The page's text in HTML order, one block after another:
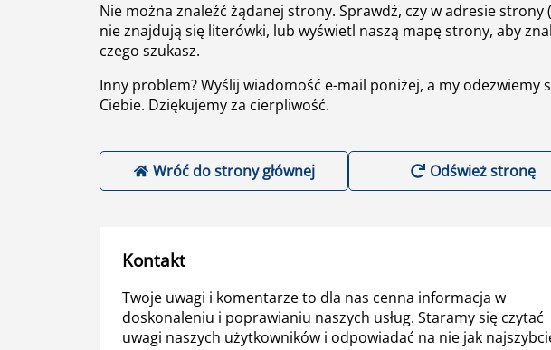
Nie można znaleźć żądanej strony. Sprawdź, czy w adresie strony
nie znajdują się literówki, lub wyświetl naszą mapę strony, aby
czego szukasz.
Inny problem? Wyślij wiadomość e-mail poniżej, a my odezwiemy
Ciebie. Dziękujemy za cierpliwość.
Wróć do strony głównej Odśwież stronę
Kontakt
Twoje uwagi i komentarze to dla nas cenna informacja w
doskonaleniu i poprawianiu naszych usług. Staramy się czytać
uwagi naszych użytkowników i odpowiadać na nie jak